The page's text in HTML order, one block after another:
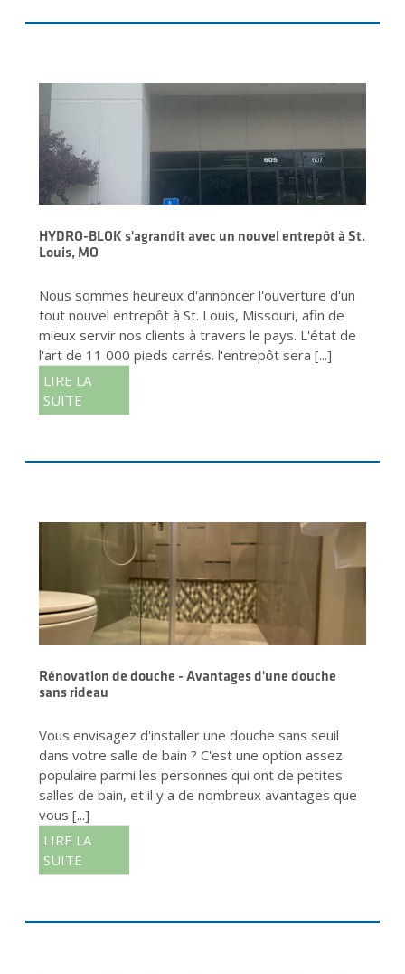
HYDRO-BLOK s'agrandit avec un nouvel entrepôt à St.
Louis, MO
Nous sommes heureux d'annoncer l'ouverture d'un
tout nouvel entrepôt à St. Louis, Missouri, afin de
mieux servir nos clients à travers le pays. L'état de
l'art de 11 000 pieds carrés. l'entrepôt sera [...]
LIRE LA
SUITE
Rénovation de douche - Avantages d'une douche
sans rideau
Vous envisagez d'installer une douche sans seuil
dans votre salle de bain ? C'est une option assez
populaire parmi les personnes qui ont de petites
salles de bain, et il y a de nombreux avantages que
vous [...]
LIRE LA
SUITE